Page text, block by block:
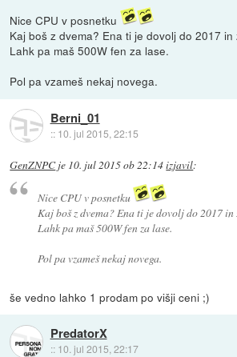
Nice CPU v posnetku
Kaj boš z dvema? Ena ti je dovolj do 2017 in
Lahk pa maš 500W fen za lase.
Pol pa vzameš nekaj novega.
Berni_01
:: 10. jul 2015, 22:15
GenZNPCje 10. jul 2015 ob 22:14izjavil:
Nice CPU v posnetku
Kaj boš z dvema? Ena ti je dovolj do 2017 in
Lahk pa maš 500W fen za lase.
Pol pa vzameš nekaj novega.
še vedno lahko 1 prodam po višji ceni ;)
PredatorX
:: 10. jul 2015, 22:17